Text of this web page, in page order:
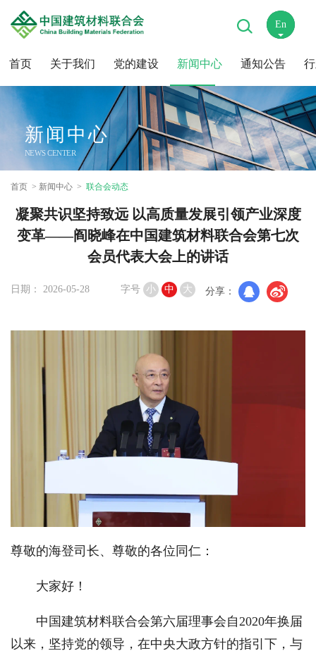
首页 关于我们 党的建设 新闻中心 通知公告
En
中
新闻中心
NEWS CENTER
首页 新闻中心 联合会动态
凝聚共识坚持致远 以高质量发展引领产业深度
变革——阎晓峰在中国建筑材料联合会第七次
会员代表大会上的讲话
日期： 2026-05-28 字号 小 中 大 分享：
尊敬的海登司长、尊敬的各位同仁：
大家好！
中国建筑材料联合会第六届理事会自2020年换届
以来，坚持党的领导，在中央大政方针的指引下，与